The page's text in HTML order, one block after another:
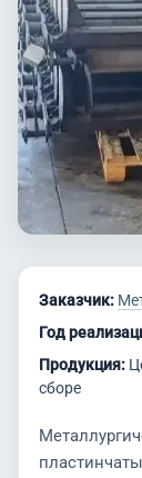
Заказчик:
Год
Продукция:
сборе